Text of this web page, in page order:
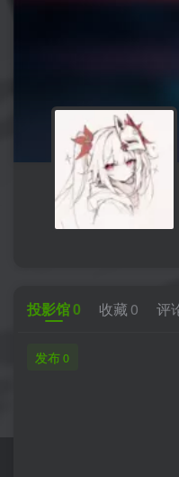
投影馆0 收藏 0 评
发布0